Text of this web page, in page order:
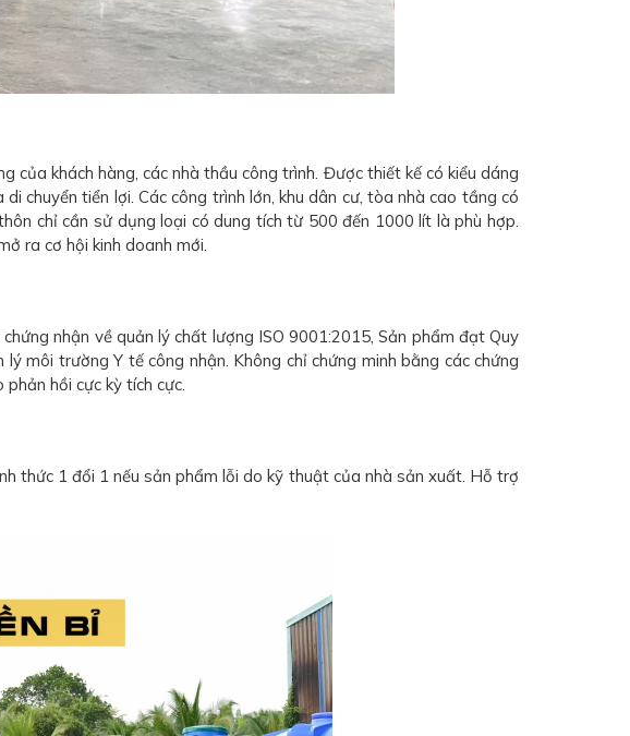
của khách hàng, các nhà thầu công trình. Được thiết kế có kiểu dáng
chuyển tiển lợi. Các công trình lớn, khu dân cư, tòa nhà cao tầng có
chỉ cần sử dụng loại có dung tích từ 500 đến 1000 lít là phù hợp.
ra cơ hội kinh doanh mới.
nhận về quản lý chất lượng ISO 9001:2015, Sản phẩm đạt Quy
môi trường Y tế công nhận. Không chỉ chứng minh bằng các chứng
hồi cực kỳ tích cực.
thức 1 đổi 1 nếu sản phẩm lỗi do kỹ thuật của nhà sản xuất. Hỗ trợ